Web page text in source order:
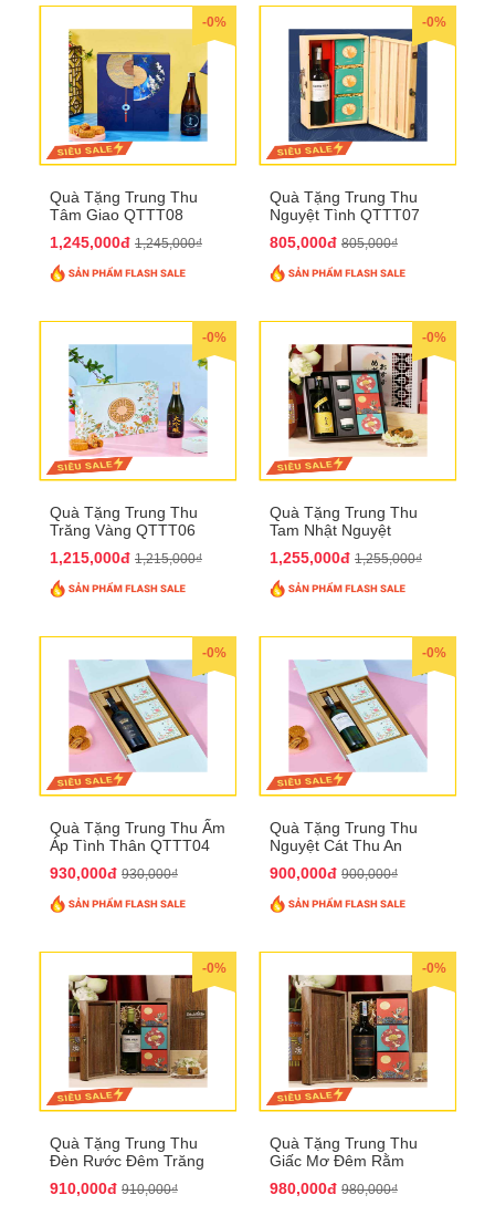
-0%
Quà Tặng Trung Thu
Tâm Giao QTTT08
1,245,000đ 1,245,000₫
-0%
Quà Tặng Trung Thu
Nguyệt Tình QTTT07
805,000đ 805,000₫
-0%
Quà Tặng Trung Thu
Trăng Vàng QTTT06
1,215,000đ 1,215,000₫
-0%
Quà Tặng Trung Thu
Tam Nhật Nguyệt
1,255,000đ 1,255,000₫
-0%
Quà Tặng Trung Thu Ấm
Áp Tình Thân QTTT04
930,000đ 930,000₫
-0%
Quà Tặng Trung Thu
Nguyệt Cát Thu An
900,000đ 900,000₫
-0%
Quà Tặng Trung Thu
Đèn Rước Đêm Trăng
910,000đ 910,000₫
-0%
Quà Tặng Trung Thu
Giấc Mơ Đêm Rằm
980,000đ 980,000₫